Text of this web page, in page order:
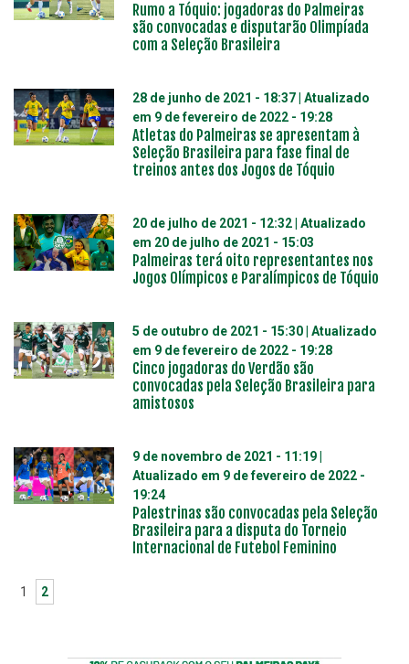
Rumo a Tóquio: jogadoras do Palmeiras
são convocadas e disputarão Olimpíada
com a Seleção Brasileira
28 de junho de 2021 - 18:37 | Atualizado
em 9 de fevereiro de 2022 - 19:28
Atletas do Palmeiras se apresentam à
Seleção Brasileira para fase final de
treinos antes dos Jogos de Tóquio
20 de julho de 2021 - 12:32 | Atualizado
em 20 de julho de 2021 - 15:03
Palmeiras terá oito representantes nos
Jogos Olímpicos e Paralímpicos de Tóquio
5 de outubro de 2021 - 15:30 | Atualizado
em 9 de fevereiro de 2022 - 19:28
Cinco jogadoras do Verdão são
convocadas pela Seleção Brasileira para
amistosos
9 de novembro de 2021 - 11:19
Atualizado em 9 de fevereiro de 2022 -
19:24
Palestrinas são convocadas pela Seleção
Brasileira para a disputa do Torneio
Internacional de Futebol Feminino
1 2